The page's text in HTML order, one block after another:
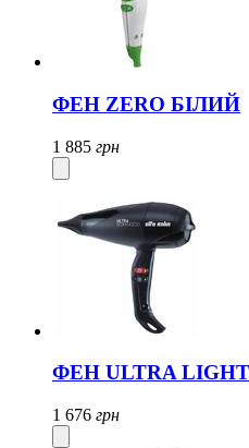
ФЕН ZERO БІЛИЙ
1 885 грн
ФЕН ULTRA
1 676 грн